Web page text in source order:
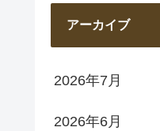
アーカイブ
2026年7月
2026年6月